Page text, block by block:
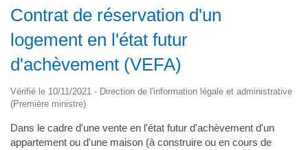
Contrat de réservation d'un
logement en l'état futur
d'achèvement (VEFA)
Vérifié le 10/11/2021 - Direction de l'information légale et administrative
(Première ministre)
Dans le cadre d'une vente en l'état futur d'achèvement d'un
appartement ou d'une maison (à construire ou en cours de